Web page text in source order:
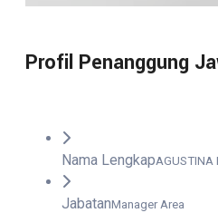
Profil Penanggung
Nama LengkapAGUSTINA
JabatanManager Area